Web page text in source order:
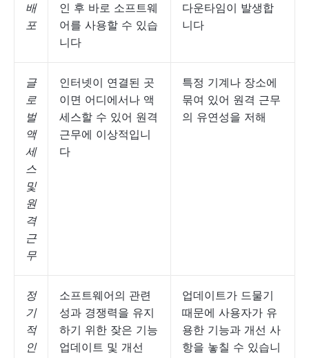
배
포
인 후 바로 소프트웨
어를 사용할 수 있습
니다
다운타임이 발생합
니다
글
로
벌
액
세
스
및
원
격
근
무
인터넷이 연결된 곳
이면 어디에서나 액
세스할 수 있어 원격
근무에 이상적입니
다
특정 기계나 장소에
묶여 있어 원격 근무
의 유연성을 저해
정
기
적
인
소프트웨어의 관련
성과 경쟁력을 유지
하기 위한 잦은 기능
업데이트 및 개선
업데이트가 드물기
때문에 사용자가 유
용한 기능과 개선 사
항을 놓칠 수 있습니